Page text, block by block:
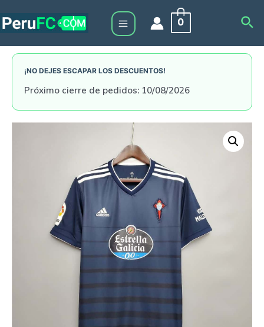
to
Main
Menu
0
¡NO DEJES ESCAPAR LOS DESCUENTOS!
Próximo cierre de pedidos: 10/08/2026